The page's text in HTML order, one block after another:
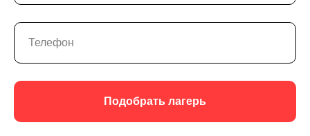
Подобрать лагерь